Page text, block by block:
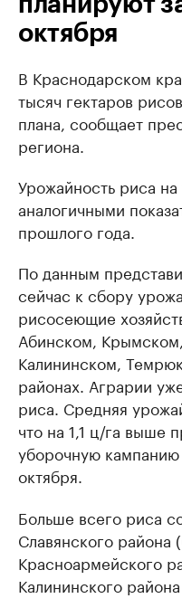
октября
В Краснодарском
тысяч гектаров
плана, сообщает
региона.
Урожайность риса
аналогичными
прошлого года.
По данным
сейчас к сбору
рисосеющие
Абинском,
Калининском,
районах. Аграрии
риса. Средняя
что на 1,1 ц/га выше
уборочную
октября.
Больше всего риса
Славянского района
Красноармейского
Калининского